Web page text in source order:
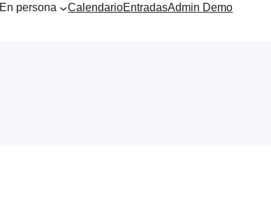
En persona CalendarioEntradasAdmin Demo